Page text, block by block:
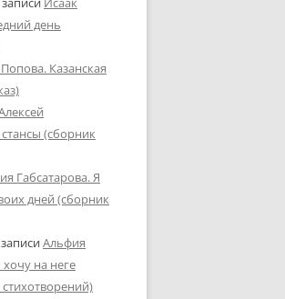
день
Казанская
(сборник
Габсатарова. Я
дней (сборник
Альфия
хочу на неге